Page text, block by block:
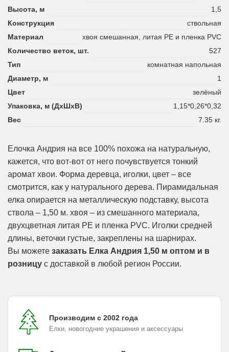
Высота, м
1,5
Конструкция
ствольная
Материал
хвоя смешанная, литая PE и пленка PVC
Количество веток, шт.
527
Тип
комнатная напольная
Диаметр, м
1
Цвет
зелёный
Упаковка, м (ДхШхВ)
1,15*0,26*0,32
Вес
7.35 кг.
Елочка Андрия на все 100% похожа на натуральную,
кажется, что вот-вот от него почувствуется тонкий
аромат хвои. Форма деревца, иголки, цвет – все
смотрится, как у натурального дерева. Пирамидальная
елка опирается на металлическую подставку, высота
ствола – 1,50 м. хвоя – из смешанного материала,
двухцветная литая PE и пленка PVC. Иголки средней
длины, веточки густые, закреплены на шарнирах.
Вы можете заказать Елка Андрия 1,50 м оптом и в
розницу с доставкой в любой регион России.
Производим с 2002 года
Елки, новогодние украшения и аксессуары